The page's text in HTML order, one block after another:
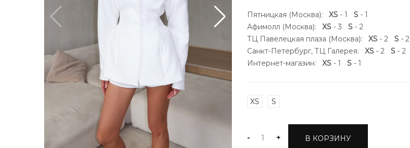
Пятницкая (Москва): XS - 1 S - 1
Афимолл (Москва): XS - 3 S - 2
ТЦ Павелецкая плаза (Москва): XS - 2 S - 2
Санкт-Петербург, ТЦ Галерея: XS - 2 S - 2
Интернет-магазин: XS - 1 S - 1
XS S
- + В КОРЗИНУ